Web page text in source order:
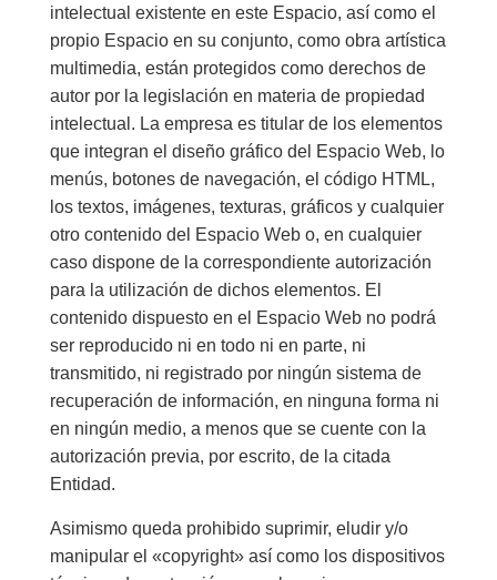
intelectual existente en este Espacio, así como el
propio Espacio en su conjunto, como obra artística
multimedia, están protegidos como derechos de
autor por la legislación en materia de propiedad
intelectual. La empresa es titular de los elementos
que integran el diseño gráfico del Espacio Web, lo
menús, botones de navegación, el código HTML,
los textos, imágenes, texturas, gráficos y cualquier
otro contenido del Espacio Web o, en cualquier
caso dispone de la correspondiente autorización
para la utilización de dichos elementos. El
contenido dispuesto en el Espacio Web no podrá
ser reproducido ni en todo ni en parte, ni
transmitido, ni registrado por ningún sistema de
recuperación de información, en ninguna forma ni
en ningún medio, a menos que se cuente con la
autorización previa, por escrito, de la citada
Entidad.
Asimismo queda prohibido suprimir, eludir y/o
manipular el «copyright» así como los dispositivos